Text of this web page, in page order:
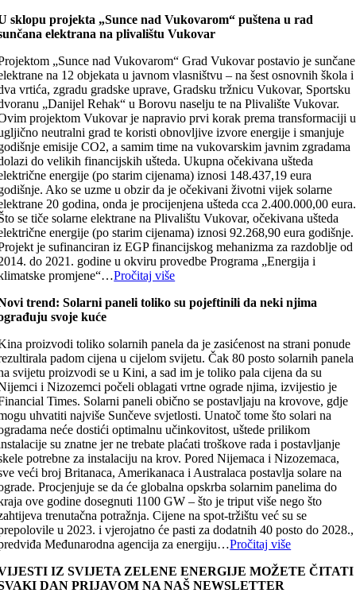
sklopu projekta „Sunce nad Vukovarom“ puštena u rad
elektrana na plivalištu Vukovar
„Sunce nad Vukovarom“ Grad Vukovar postavio je sunčane
na 12 objekata u javnom vlasništvu – na šest osnovnih škola i
vrtića, zgradu gradske uprave, Gradsku tržnicu Vukovar, Sportsku
„Danijel Rehak“ u Borovu naselju te na Plivalište Vukovar.
projektom Vukovar je napravio prvi korak prema transformaciji u
neutralni grad te koristi obnovljive izvore energije i smanjuje
emisije CO2, a samim time na vukovarskim javnim zgradama
do velikih financijskih ušteda. Ukupna očekivana ušteda
energije (po starim cijenama) iznosi 148.437,19 eura
Ako se uzme u obzir da je očekivani životni vijek solarne
20 godina, onda je procijenjena ušteda cca 2.400.000,00 eura.
se tiče solarne elektrane na Plivalištu Vukovar, očekivana ušteda
energije (po starim cijenama) iznosi 92.268,90 eura godišnje.
je sufinanciran iz EGP financijskog mehanizma za razdoblje od
do 2021. godine u okviru provedbe Programa „Energija i
promjene“…Pročitaj više
trend: Solarni paneli toliko su pojeftinili da neki njima
svoje kuće
proizvodi toliko solarnih panela da je zasićenost na strani ponude
padom cijena u cijelom svijetu. Čak 80 posto solarnih panela
svijetu proizvodi se u Kini, a sad im je toliko pala cijena da su
i Nizozemci počeli oblagati vrtne ograde njima, izvijestio je
Times. Solarni paneli obično se postavljaju na krovove, gdje
uhvatiti najviše Sunčeve svjetlosti. Unatoč tome što solari na
neće dostići optimalnu učinkovitost, uštede prilikom
su znatne jer ne trebate plaćati troškove rada i postavljanje
potrebne za instalaciju na krov. Pored Nijemaca i Nizozemaca,
veći broj Britanaca, Amerikanaca i Australaca postavlja solare na
Procjenjuje se da će globalna opskrba solarnim panelima do
ove godine dosegnuti 1100 GW – što je triput više nego što
trenutačna potražnja. Cijene na spot-tržištu već su se
u 2023. i vjerojatno će pasti za dodatnih 40 posto do 2028.,
Međunarodna agencija za energiju…Pročitaj više
IZ SVIJETA ZELENE ENERGIJE MOŽETE ČITATI
DAN PRIJAVOM NA NAŠ NEWSLETTER